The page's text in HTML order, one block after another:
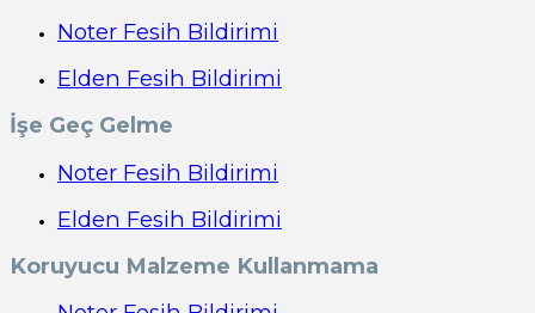
Noter Fesih Bildirimi
Elden Fesih Bildirimi
İşe Geç Gelme
Noter Fesih Bildirimi
Elden Fesih Bildirimi
Koruyucu Malzeme Kullanmama